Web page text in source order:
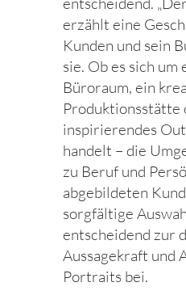
erzählt eine
Kunden und sein
sie. Ob es sich um
Büroraum, ein
Produktionsstätte
inspirierendes
handelt – die
zu Beruf und
abgebildeten
sorgfältige
entscheidend zur
Aussagekraft und
Portraits bei.